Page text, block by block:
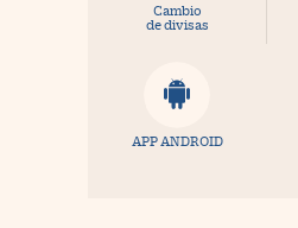
Cambio
de divisas
APP ANDROID